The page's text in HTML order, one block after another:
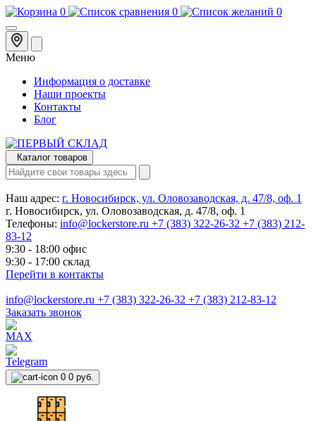
0 0 0
Меню
Информация о доставке
Наши проекты
Контакты
Блог
Каталог товаров
Наш адрес: г. Новосибирск, ул. Оловозаводская, д. 47/8, оф. 1
г. Новосибирск, ул. Оловозаводская, д. 47/8, оф. 1
Телефоны: info@lockerstore.ru +7 (383) 322-26-32 +7 (383) 212-
83-12
9:30 - 18:00 офис
9:30 - 17:00 склад
Перейти в контакты
info@lockerstore.ru +7 (383) 322-26-32 +7 (383) 212-83-12
Заказать звонок
0 0 руб.